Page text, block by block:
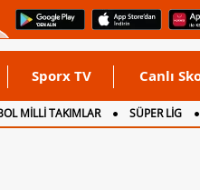
Sporx TV Canlı
MİLLİ TAKIMLAR SÜPER LİG